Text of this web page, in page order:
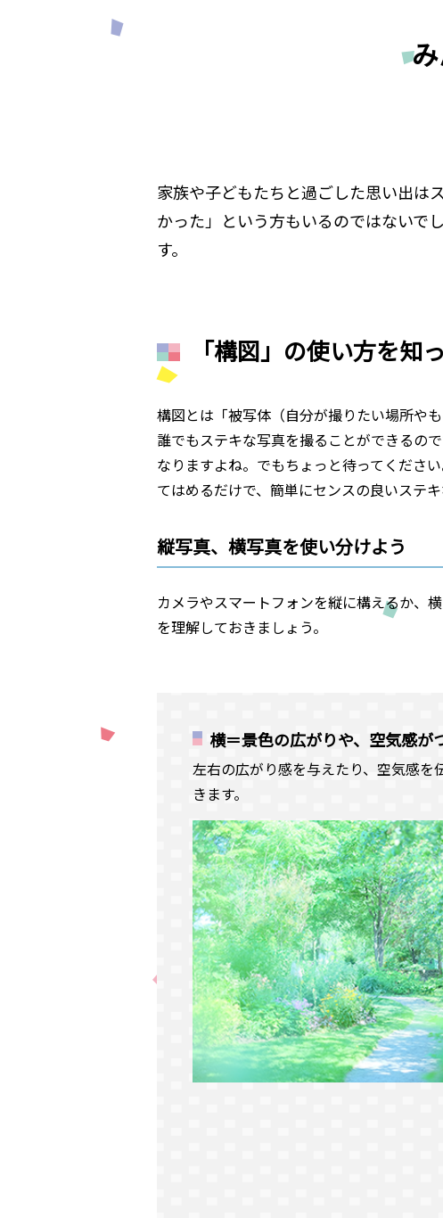
家族や子どもたちと過ごした思い出は
かった」という方もいるのではないで
す。
「構図」の使い方を知
構図とは「被写体（自分が撮りたい場所や
誰でもステキな写真を撮ることができるの
なりますよね。でもちょっと待ってくださ
てはめるだけで、簡単にセンスの良いステ
縦写真、横写真を使い分けよう
カメラやスマートフォンを縦に構えるか、
を理解しておきましょう。
横＝景色の広がりや、空気感が
左右の広がり感を与えたり、空気感を
きます。